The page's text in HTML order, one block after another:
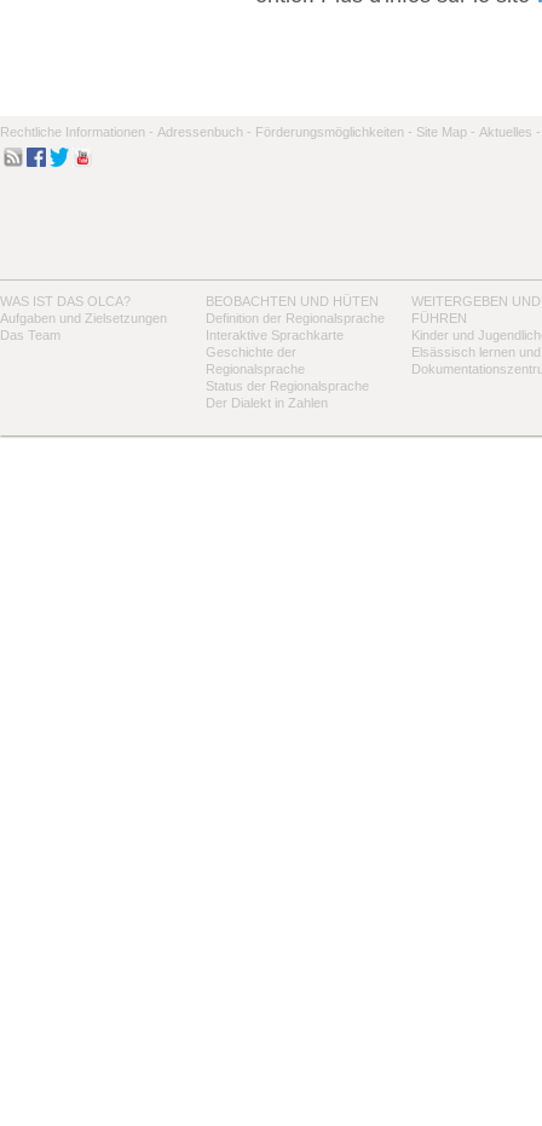
Rechtliche Informationen - Adressenbuch - Förderungsmöglichkeiten - Site Map - Aktuelles -
WAS IST DAS OLCA?
Aufgaben und Zielsetzungen
Das Team
BEOBACHTEN UND HÜTEN
Definition der Regionalsprache
Interaktive Sprachkarte
Geschichte der
Regionalsprache
Status der Regionalsprache
Der Dialekt in Zahlen
WEITERGEBEN UND
FÜHREN
Kinder und
Elsässisch lernen